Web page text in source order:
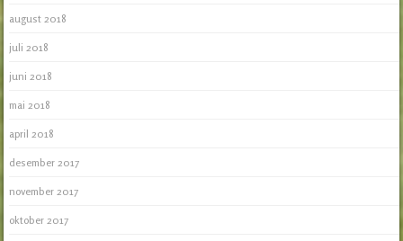
august 2018
juli 2018
juni 2018
mai 2018
april 2018
desember 2017
november 2017
oktober 2017